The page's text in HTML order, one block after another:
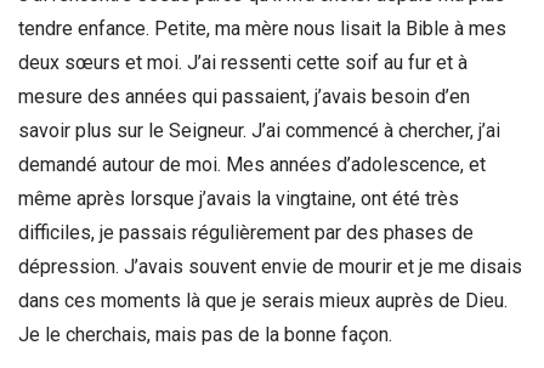
tendre enfance. Petite, ma mère nous lisait la Bible à mes
deux sœurs et moi. J’ai ressenti cette soif au fur et à
mesure des années qui passaient, j’avais besoin d’en
savoir plus sur le Seigneur. J’ai commencé à chercher, j’ai
demandé autour de moi. Mes années d’adolescence, et
même après lorsque j’avais la vingtaine, ont été très
difficiles, je passais régulièrement par des phases de
dépression. J’avais souvent envie de mourir et je me disais
dans ces moments là que je serais mieux auprès de Dieu.
Je le cherchais, mais pas de la bonne façon.